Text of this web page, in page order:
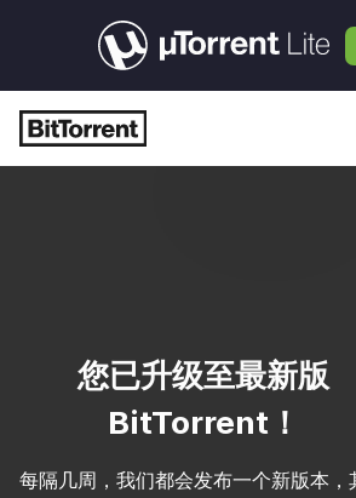
您已升级至最新版
BitTorrent ！
每隔几周，我们都会发布一个新版本，